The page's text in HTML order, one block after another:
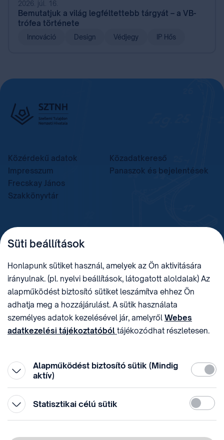
2026. júl. 16.
Bemutatjuk a világ legféltettebb tárgyát – a VB-
trófea története
Innováció Design Védjegy IP Hős
Közérdekű adatok
Közadatkereső
Impresszum
Panaszok és bejelentések
Frecskay János
Szakkönyvtár
TELEFON
+36 (1) 312 4400
sztnh@hipo.gov.hu 15311746-2-42
CÍM
1081 Budapest II. János
Pál pápa tér 7.
HIVATAL RÖVID NEVE
SZTNHOPS, KRID:
174434905
KÖZÖSSÉGI MÉDIA
Süti beállítások
Honlapunk sütiket használ, amelyek az Ön aktivitására
irányulnak. (pl. nyelvi beállítások, látogatott aloldalak) Az
alapműködést biztosító sütiket leszámítva ehhez Ön
adhatja meg a hozzájárulást. A sütik használata
személyes adatok kezelésével jár, amelyről Webes
adatkezelési tájékoztatóból tájékozódhat részletesen.
Alapműködést biztosító sütik (Mindig
aktív)
Statisztikai célú sütik